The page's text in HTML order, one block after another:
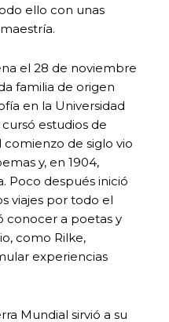
ello con unas
el 28 de noviembre
familia de origen
en la Universidad
estudios de
comienzo de siglo vio
y, en 1904,
Poco después inició
viajes por todo el
conocer a poetas y
como Rilke,
experiencias
Mundial sirvió a su